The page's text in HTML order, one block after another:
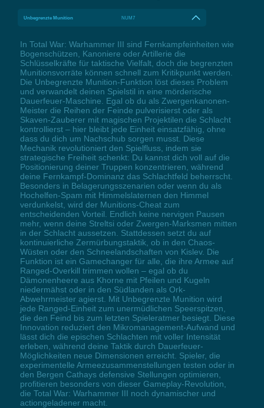
Unbegrenzte Munition NUM7
In Total War: Warhammer III sind Fernkampfeinheiten wie
Bogenschützen, Kanoniere oder Artillerie die
Schlüsselkräfte für taktische Vielfalt, doch die begrenzten
Munitionsvorräte können schnell zum Kritikpunkt werden.
Die Unbegrenzte Munition-Funktion löst dieses Problem
und verwandelt deinen Spielstil in eine mörderische
Dauerfeuer-Maschine. Egal ob du als Zwergenkanonen-
Meister die Reihen der Feinde pulverisierst oder als
Skaven-Zauberer mit magischen Projektilen die Schlacht
kontrollierst – hier bleibt jede Einheit einsatzfähig, ohne
dass du dich um Nachschub sorgen musst. Diese
Mechanik revolutioniert den Spielfluss, indem sie
strategische Freiheit schenkt: Du kannst dich voll auf die
Positionierung deiner Truppen konzentrieren, während
deine Fernkampf-Dominanz das Schlachtfeld beherrscht.
Besonders in Belagerungsszenarien oder wenn du als
Hochelfen-Spam mit Himmelslaternen den Himmel
verdunkelst, wird der Munitions-Cheat zum
entscheidenden Vorteil. Endlich keine nervigen Pausen
mehr, wenn deine Streltsi oder Zwergen-Marksmen mitten
in der Schlacht aussetzen. Stattdessen setzt du auf
kontinuierliche Zermürbungstaktik, ob in den Chaos-
Wüsten oder den Schneelandschaften von Kislev. Die
Funktion ist ein Gamechanger für alle, die ihre Armee auf
Ranged-Overkill trimmen wollen – egal ob du
Dämonenheere aus Khorne mit Pfeilen und Kugeln
niedermähst oder in den Südlanden als Ork-
Abwehrmeister agierst. Mit Unbegrenzte Munition wird
jede Ranged-Einheit zum unermüdlichen Speerspitzen,
die den Feind bis zum letzten Spieleratmer besiegt. Diese
Innovation reduziert den Mikromanagement-Aufwand und
lässt dich die epischen Schlachten mit voller Intensität
erleben, während deine Taktik durch Dauerfeuer-
Möglichkeiten neue Dimensionen erreicht. Spieler, die
experimentelle Armeezusammenstellungen testen oder in
den Bergen Cathays defensive Stellungen optimieren,
profitieren besonders von dieser Gameplay-Revolution,
die Total War: Warhammer III noch dynamischer und
actiongeladener macht.